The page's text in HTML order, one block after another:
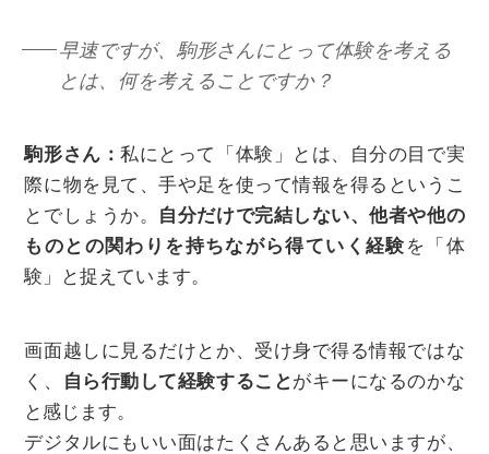
早速ですが、駒形さんにとって体験を考える
とは、何を考えることですか？
駒形さん：私にとって「体験」とは、自分の目で実
際に物を見て、手や足を使って情報を得るというこ
とでしょうか。 自分だけで完結しない、他者や他の
ものとの関わりを持ちながら得ていく経験 を「体
験」と捉えています。
画面越しに見るだけとか、受け身で得る情報ではな
く、
自ら行動して経験すること がキーになるのかな
と感じます。
デジタルにもいい面はたくさんあると思いますが、